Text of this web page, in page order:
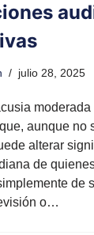
julio 28, 2025
aunque no
alterar
de
de
o…